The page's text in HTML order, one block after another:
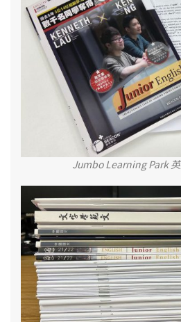
Jumbo Learning Park